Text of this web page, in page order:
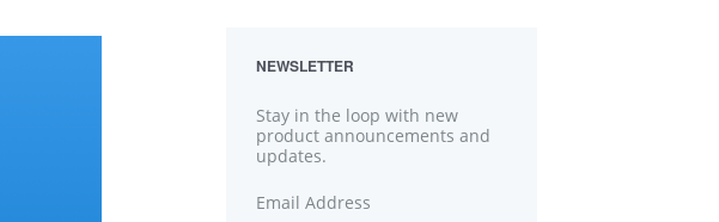
NEWSLETTER
Stay in the loop with new
product announcements and
updates.
Email Address